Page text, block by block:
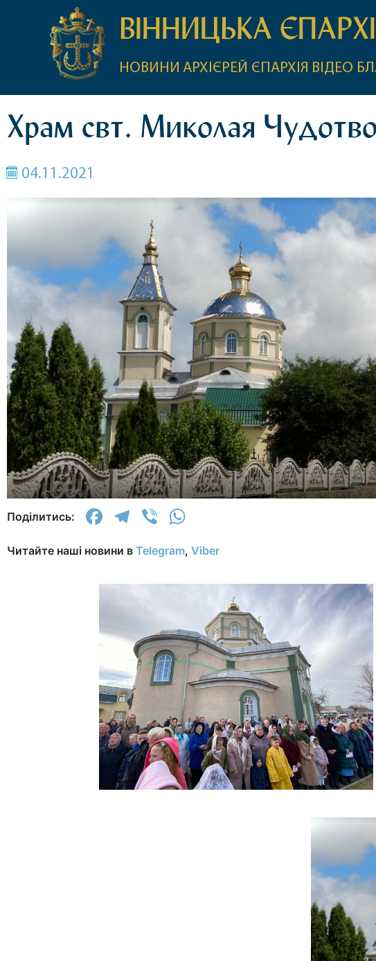
ВІННИЦЬКА
НОВИНИ АРХІЄРЕЙ ЄПАРХІЯ ВІДЕО
Храм свт. Миколая
04.11.2021
Поділитись: Facebook
Telegram
Viber
Читайте наші новини в Telegram, Viber